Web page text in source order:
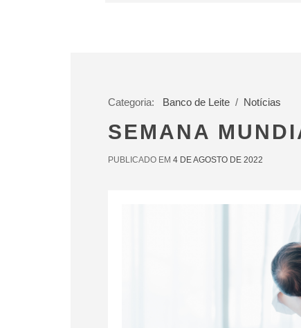
Categoria: Banco de Leite / Notícias
SEMANA
PUBLICADO EM 4 DE AGOSTO DE 2022